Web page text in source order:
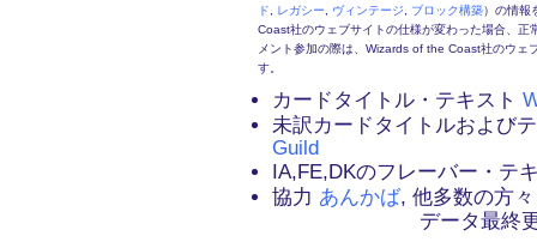
ド
レガシー ヴィンテージ ブロック構築）の情報
Coast社のウェブサイトの仕様が変わった場合、
メント参加の際は、Wizards of the Coast社のウェ
す。
カードタイトル・テキスト
未訳カードタイトルおよび
Guild
IA,FE,DKのフレーバー・テ
協力 あんかば, 他多数の方々
データ最終